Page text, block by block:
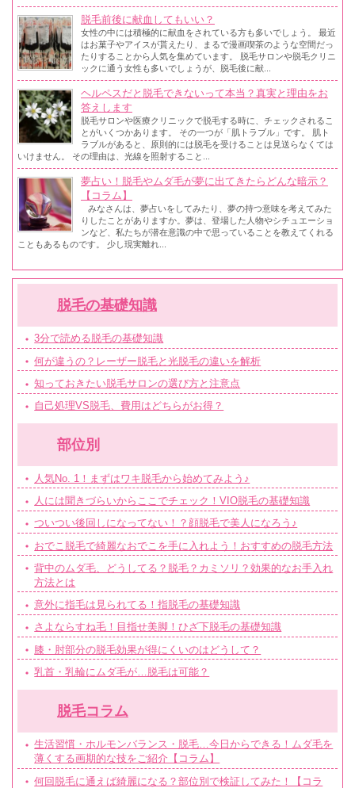
脱毛前後に献血してもいい？
女性の中には積極的に献血をされている方も多いでしょう。 最近
はお菓子やアイスが貰えたり、まるで漫画喫茶のような空間だっ
たりすることから人気を集めています。 脱毛サロンや脱毛クリニ
ックに通う女性も多いでしょうが、脱毛後に献...
ヘルペスだと脱毛できないって本当？真実と理由をお
答えします
脱毛サロンや医療クリニックで脱毛する時に、チェックされるこ
とがいくつかあります。 その一つが「肌トラブル」です。 肌ト
ラブルがあると、原則的には脱毛を受けることは見送らなくては
いけません。 その理由は、光線を照射すること...
夢占い！脱毛やムダ毛が夢に出てきたらどんな暗示？
【コラム】
みなさんは、夢占いをしてみたり、夢の持つ意味を考えてみた
りしたことがありますか。夢は、登場した人物やシチュエーショ
ンなど、私たちが潜在意識の中で思っていることを教えてくれる
こともあるものです。 少し現実離れ...
脱毛の基礎知識
3分で読める脱毛の基礎知識
何が違うの？レーザー脱毛と光脱毛の違いを解析
知っておきたい脱毛サロンの選び方と注意点
自己処理VS脱毛、費用はどちらがお得？
部位別
人気No. 1！まずはワキ脱毛から始めてみよう♪
人には聞きづらいからここでチェック！VIO脱毛の基礎知識
ついつい後回しになってない！？顔脱毛で美人になろう♪
おでこ脱毛で綺麗なおでこを手に入れよう！おすすめの脱毛方法
背中のムダ毛、どうしてる？脱毛？カミソリ？効果的なお手入れ
方法とは
意外に指毛は見られてる！指脱毛の基礎知識
さよならすね毛！目指せ美脚！ひざ下脱毛の基礎知識
膝・肘部分の脱毛効果が得にくいのはどうして？
乳首・乳輪にムダ毛が…脱毛は可能？
脱毛コラム
生活習慣・ホルモンバランス・脱毛…今日からできる！ムダ毛を
薄くする画期的な技をご紹介【コラム】
何回脱毛に通えば綺麗になる？部位別で検証してみた！【コラ